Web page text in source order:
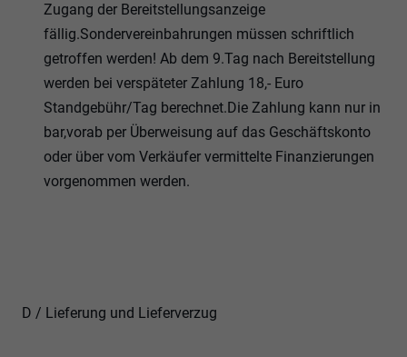
Zugang der Bereitstellungsanzeige
fällig.Sondervereinbahrungen müssen schriftlich
getroffen werden! Ab dem 9.Tag nach Bereitstellung
werden bei verspäteter Zahlung 18,- Euro
Standgebühr/Tag berechnet.Die Zahlung kann nur in
bar,vorab per Überweisung auf das Geschäftskonto
oder über vom Verkäufer vermittelte Finanzierungen
vorgenommen werden.
D / Lieferung und Lieferverzug